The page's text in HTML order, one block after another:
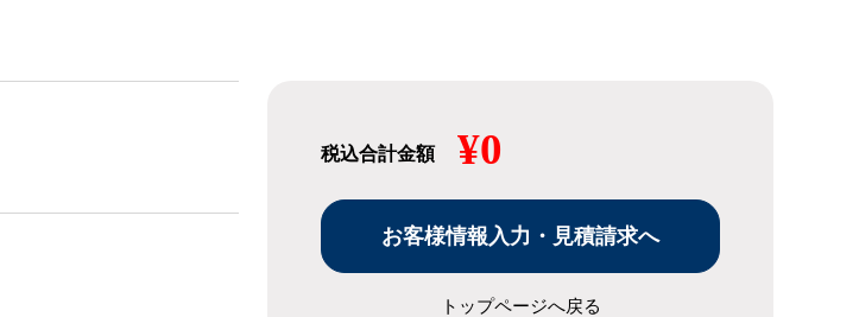
税込合計金額 ¥0
トップページへ戻る